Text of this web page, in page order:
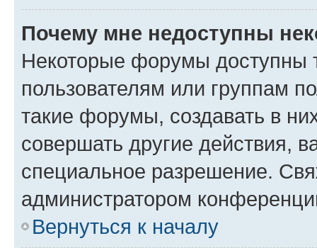
Почему мне недоступны
Некоторые форумы доступны
пользователям или группам
такие форумы, создавать в
совершать другие действия,
специальное разрешение.
администратором
Вернуться к началу